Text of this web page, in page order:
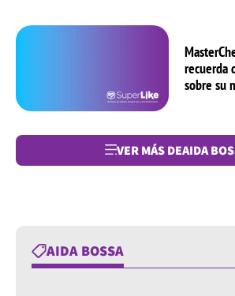
recuerda
sobre su
VER MÁS DEAIDA
AIDA BOSSA